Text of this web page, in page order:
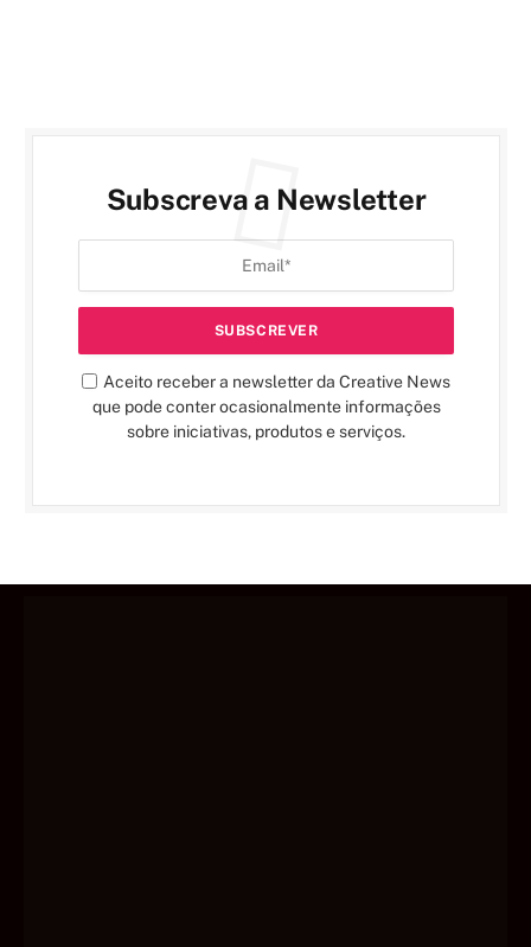
Subscreva a Newsletter
Aceito receber a newsletter da Creative News
que pode conter ocasionalmente informações
sobre iniciativas, produtos e serviços.